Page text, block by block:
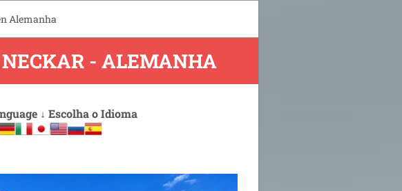
Alemanha
- ALEMANHA
↓Escolha o Idioma